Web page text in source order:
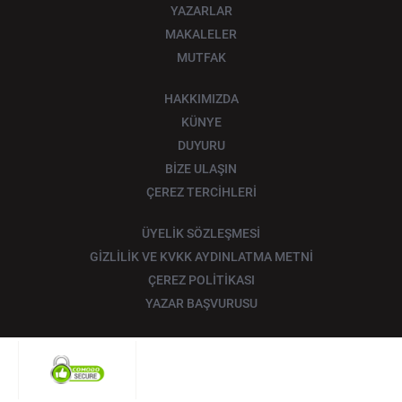
YAZARLAR
MAKALELER
MUTFAK
HAKKIMIZDA
KÜNYE
DUYURU
BİZE ULAŞIN
ÇEREZ TERCİHLERİ
ÜYELİK SÖZLEŞMESİ
GİZLİLİK VE KVKK AYDINLATMA METNİ
ÇEREZ POLİTİKASI
YAZAR BAŞVURUSU